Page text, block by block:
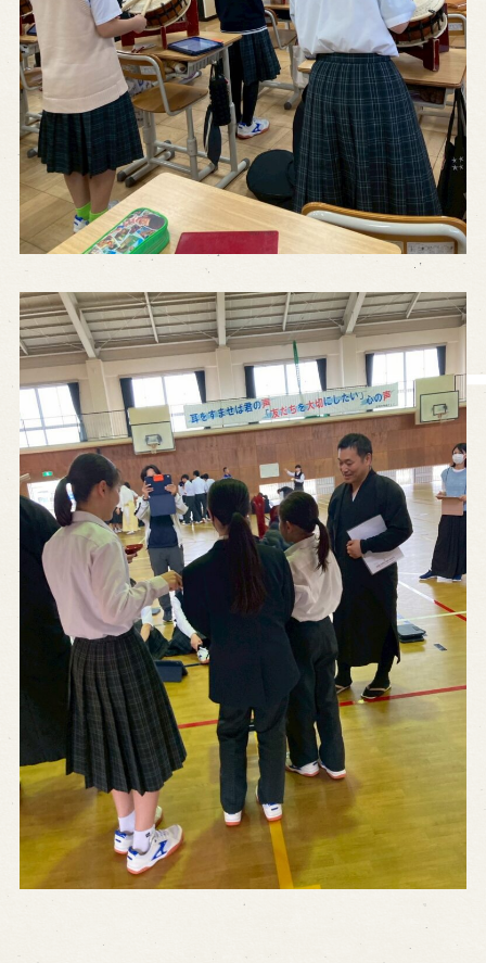
Awaji Island and the Myth of the
Birth of the Nation
History of Awaji Ningyo Joruri
Awaji Ningyo Joruri's original
performance
Awaji Ningyo Joruri (Puppet
Theater) Spreading
Traditional Performing Arts in
Minami-Awaji City
Usage Info
Opening Dates and Admission
Access
Indoor Introduction
Contact Us
FAQ Email us Call us
Reservation
Online Reservation
Reservation via e-mail form
Phone Reservations
求人情報
※株式会社うずのくに南あわじの求人情報ページへ移動します
関連施設